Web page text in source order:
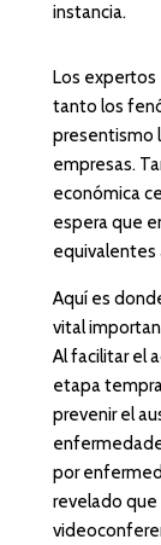
instancia.
Los expertos
tanto los
presentismo
empresas.
económica
espera que
equivalentes
Aquí es
vital
Al facilitar el
etapa
prevenir el
por
revelado que